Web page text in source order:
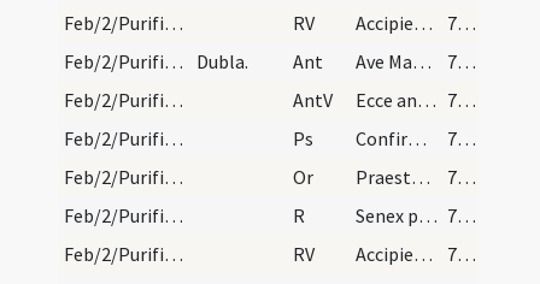
Feb/2/Purificatio BMV/V2/Office Propers/1
RV Accipiens Simeon puerum
712 (109)
Feb/2/Purificatio BMV/V2/Office Propers/1
Dubla. Ant Ave Maria gratia
712 (109)
Feb/2/Purificatio BMV/V2/Office Propers/1
AntV Ecce ancilla Domini
712 (109)
Feb/2/Purificatio BMV/V2/Office Propers/1
Ps Confirmatum est
712 (109)
Feb/2/Purificatio BMV/V2/Office Propers/1
Or Praesta nobis quaesumus Domine ut Filius ... gaudiis assequemur.
712 (109)
Feb/2/Purificatio BMV/V2/Office Propers/2
R Senex puerum
712 (109)
Feb/2/Purificatio BMV/V2/Office Propers/2
RV Accipiens Simeon puerum
712 (109)